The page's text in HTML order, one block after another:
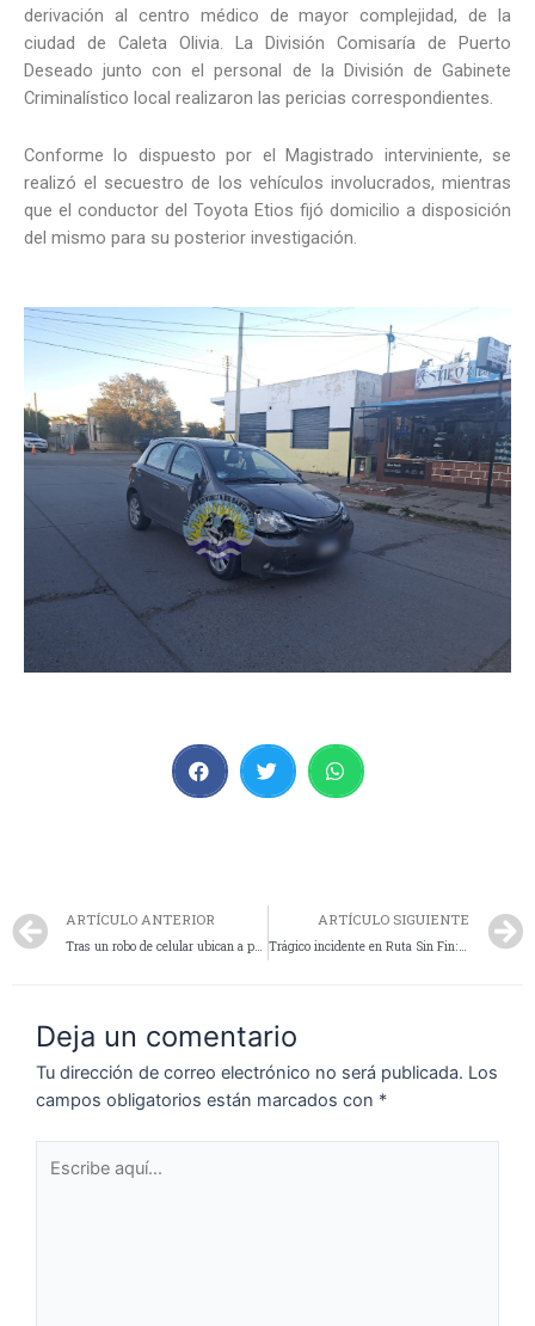
derivación al centro médico de mayor complejidad, de la
ciudad de Caleta Olivia. La División Comisaría de Puerto
Deseado junto con el personal de la División de Gabinete
Criminalístico local realizaron las pericias correspondientes.
Conforme lo dispuesto por el Magistrado interviniente, se
realizó el secuestro de los vehículos involucrados, mientras
que el conductor del Toyota Etios fijó domicilio a disposición
del mismo para su posterior investigación.
ARTÍCULO ANTERIOR ARTÍCULO SIGUIENTE
Deja un comentario
Tu dirección de correo electrónico no será publicada. Los
campos obligatorios están marcados con *